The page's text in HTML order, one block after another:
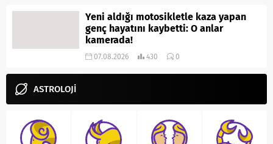
Yeni aldığı motosikletle kaza yapan
genç hayatını kaybetti: O anlar
kamerada!
07.08.2026 430 0
ASTROLOJİ